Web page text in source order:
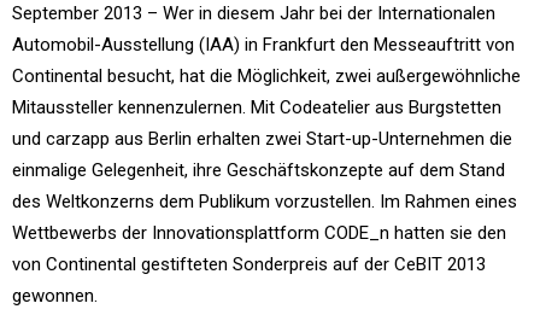
September 2013 – Wer in diesem Jahr bei der Internationalen
Automobil-Ausstellung (IAA) in Frankfurt den Messeauftritt von
Continental besucht, hat die Möglichkeit, zwei außergewöhnliche
Mitaussteller kennenzulernen. Mit Codeatelier aus Burgstetten
und carzapp aus Berlin erhalten zwei Start-up-Unternehmen die
einmalige Gelegenheit, ihre Geschäftskonzepte auf dem Stand
des Weltkonzerns dem Publikum vorzustellen. Im Rahmen eines
Wettbewerbs der Innovationsplattform CODE_n hatten sie den
von Continental gestifteten Sonderpreis auf der CeBIT 2013
gewonnen.